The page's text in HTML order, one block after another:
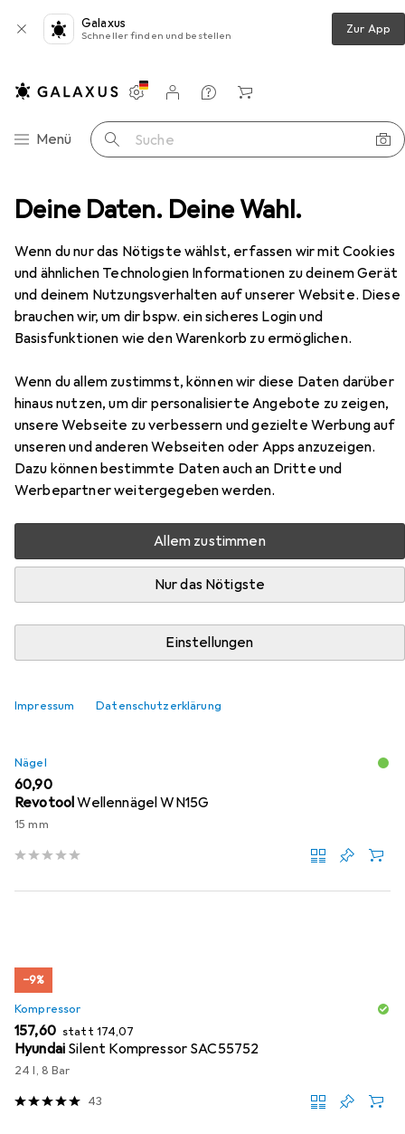
Deine Daten. Deine Wahl.
Wenn du nur das Nötigste wählst, erfassen wir mit Cookies
und ähnlichen Technologien Informationen zu deinem Gerät
und deinem Nutzungsverhalten auf unserer Website. Diese
brauchen wir, um dir bspw. ein sicheres Login und
Basisfunktionen wie den Warenkorb zu ermöglichen.
Wenn du allem zustimmst, können wir diese Daten darüber
hinaus nutzen, um dir personalisierte Angebote zu zeigen,
unsere Webseite zu verbessern und gezielte Werbung auf
unseren und anderen Webseiten oder Apps anzuzeigen.
Dazu können bestimmte Daten auch an Dritte und
Werbepartner weitergegeben werden.
Allem zustimmen
Nur das Nötigste
Einstellungen
Impressum Datenschutzerklärung
Galaxus
Schneller finden und bestellen Zur App
Navigation nach Kategorien
Menü Suche
Einstellungen
Kundenkonto
Vergleichslisten
Merklisten
Warenkorb
Revotool Druckluft-Wellennagler WN15G
EUR
829,–
RevotoolDruckluft-Wellennagler
WN15G
Nagelpistole
Zubehör für Revotool Druckluft-
Wellennagler WN15G
Hier findest du passendes Zubehör zum Produkt Revotool
Nägel, Kompressor und Zubehör Druckluftwerkzeug.
Nägel
EUR
60,90
RevotoolWellennägel WN15G
15 mm
−9%
Kompressor
EUR
157,60 statt EUR
174,07
Hyundai Silent Kompressor SAC55752
24 l, 8 Bar
43